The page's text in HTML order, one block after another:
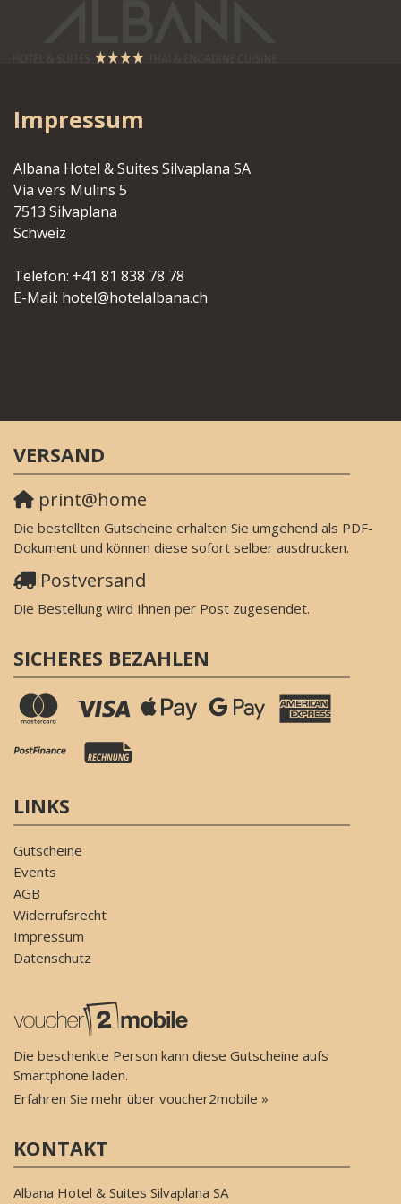
Impressum
Albana Hotel & Suites Silvaplana SA
Via vers Mulins 5
7513 Silvaplana
Schweiz
Telefon: +41 81 838 78 78
E-Mail: hotel@hotelalbana.ch
VERSAND
print@home
Die bestellten Gutscheine erhalten Sie umgehend als PDF-
Dokument und können diese sofort selber ausdrucken.
Postversand
Die Bestellung wird Ihnen per Post zugesendet.
SICHERES BEZAHLEN
LINKS
Gutscheine
Events
AGB
Widerrufsrecht
Impressum
Datenschutz
Die beschenkte Person kann diese Gutscheine aufs
Smartphone laden.
Erfahren Sie mehr über voucher2mobile »
KONTAKT
Albana Hotel & Suites Silvaplana SA